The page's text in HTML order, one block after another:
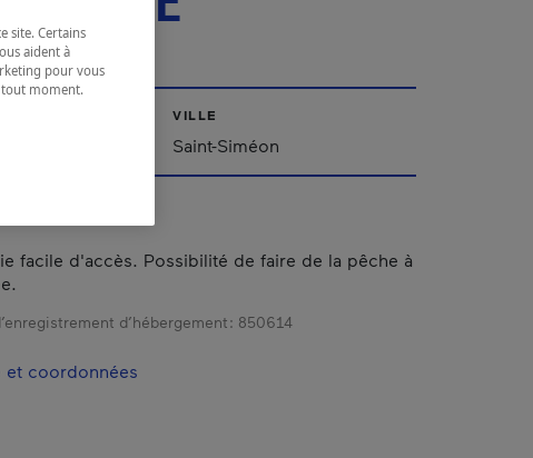
VILLE
Saint-Siméon
facile d'accès. Possibilité de faire de la pêche à
d’hébergement : 850614
et coordonnées
site. Certains
aident à
pour vous
tout moment.